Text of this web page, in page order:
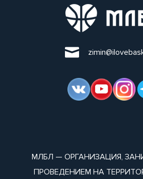
МЛБЛ — ОРГАНИЗАЦИЯ,
ПРОВЕДЕНИЕМ НА